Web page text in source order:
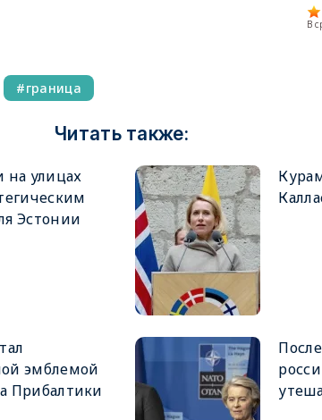
В
граница
Читать также:
на улицах
Эстонии
эмблемой
Прибалтики